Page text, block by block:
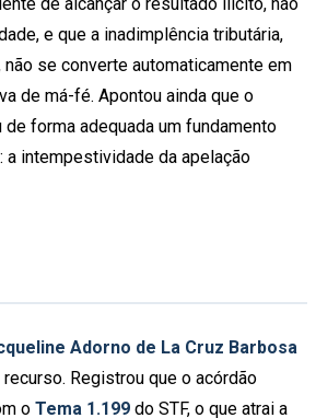
e que a inadimplência tributária,
não se converte automaticamente em
de má-fé. Apontou ainda que o
forma adequada um fundamento
a intempestividade da apelação
Adorno de La Cruz Barbosa
Registrou que o acórdão
o Tema 1.199 do STF, o que atrai a